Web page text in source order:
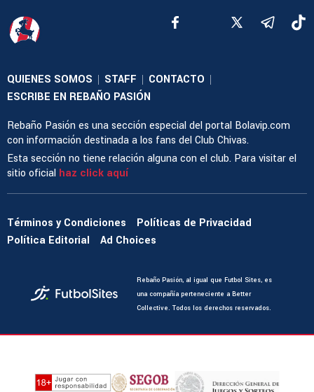
QUIENES SOMOS | STAFF | CONTACTO |
ESCRIBE EN REBAÑO PASIÓN
Rebaño Pasión es una sección especial del portal Bolavip.com
con información destinada a los fans del Club Chivas.
Esta sección no tiene relación alguna con el club. Para visitar el
sitio oficial haz click aquí
Términos y Condiciones
Políticas de Privacidad
Política Editorial
Ad Choices
Rebaño Pasión, al igual que Futbol Sites, es
una compañía perteneciente a Better
Collective. Todos los derechos reservados.